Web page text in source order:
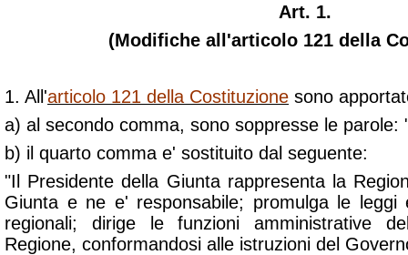
Art. 1.
(Modifiche all'articolo 121 della
1. All'articolo 121 della Costituzione sono
a) al secondo comma, sono soppresse le parole:
b) il quarto comma e' sostituito dal seguente:
"Il Presidente della Giunta rappresenta la
Giunta e ne e' responsabile; promulga le leggi
regionali; dirige le funzioni amministrative
Regione, conformandosi alle istruzioni del